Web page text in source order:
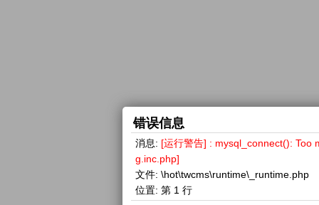
错误信息
消息: [运行警告] : mysql_connect(): Too
g.inc.php]
文件: \hot\twcms\runtime\_runtime.php
位置: 第 1 行